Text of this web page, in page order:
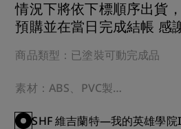
情況下將依下標順序出貨
預購並在當日完成結帳 感
商品類型：已塗裝可動完成品
素材：ABS、PVC製
規格：無比例・全高約145mm
SHF 維吉蘭特—我的英雄學院